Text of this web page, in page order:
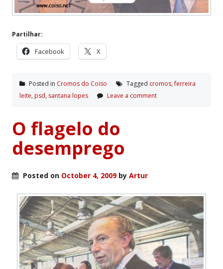
Partilhar:
Facebook X
Posted in Cromos do Coiso Tagged cromos,ferreira
leite, psd, santana lopes Leave a comment
O flagelo do
desemprego
Posted on October 4, 2009by Artur